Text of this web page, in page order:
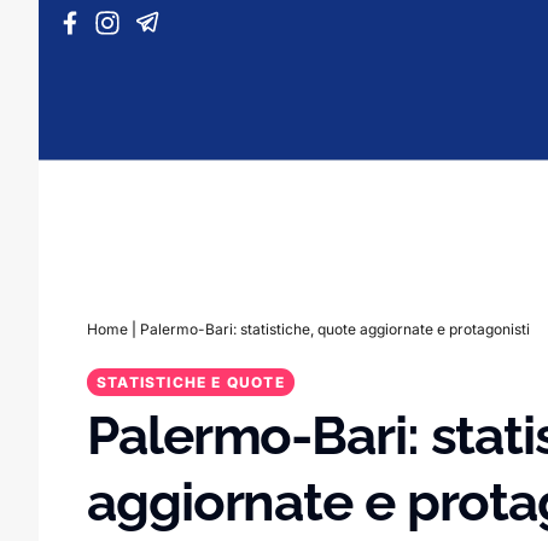
Vai al contenuto
Home Palermo-Bari: statistiche, quote aggiornate e protagonisti
STATISTICHE E QUOTE
Palermo-Bari:
aggiornate e